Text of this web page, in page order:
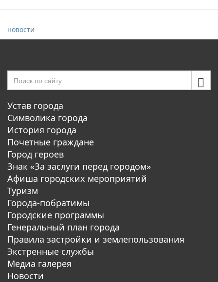
новости
Устав города
Символика города
История города
Почетные граждане
Город героев
Знак «За заслуги перед городом»
Афиша городских мероприятий
Туризм
Города-побратимы
Городские программы
Генеральный план города
Правила застройки и землепользования
Экстренные службы
Медиа галерея
Новости